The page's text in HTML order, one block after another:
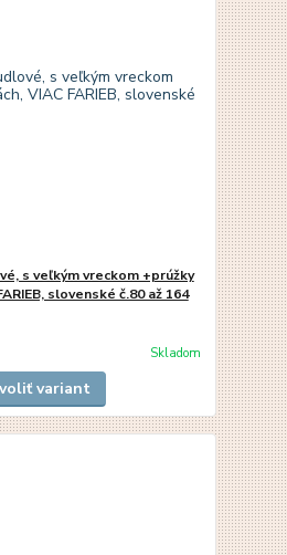
s veľkým vreckom +prúžky
slovenské č.80 až 164
Skladom
variant